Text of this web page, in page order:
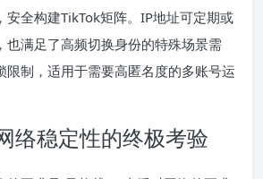
安全构建TikTok矩阵。IP地址可定期或
也满足了高频切换身份的特殊场景需
限制，适用于需要高匿名度的多账号运
络稳定性的终极考验